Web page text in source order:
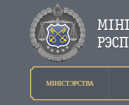
МIНIСТЭРСТВА